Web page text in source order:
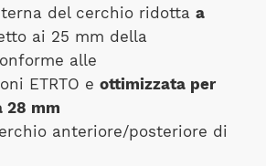
del cerchio ridotta a
ai 25 mm della
alle
ETRTO e ottimizzata per
28 mm
anteriore/posteriore di